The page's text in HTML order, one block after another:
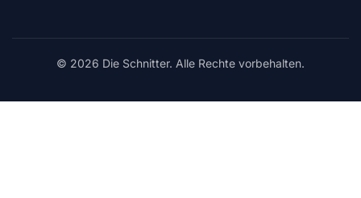
© 2026 Die Schnitter. Alle Rechte vorbehalten.